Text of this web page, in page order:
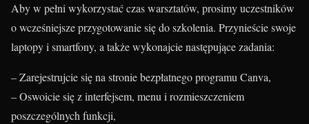
Aby w pełni wykorzystać czas warsztatów, prosimy uczestników
o wcześniejsze przygotowanie się do szkolenia. Przynieście swoje
laptopy i smartfony, a także wykonajcie następujące zadania:
– Zarejestrujcie się na stronie bezpłatnego programu Canva,
– Oswoicie się z interfejsem, menu i rozmieszczeniem
poszczególnych funkcji,